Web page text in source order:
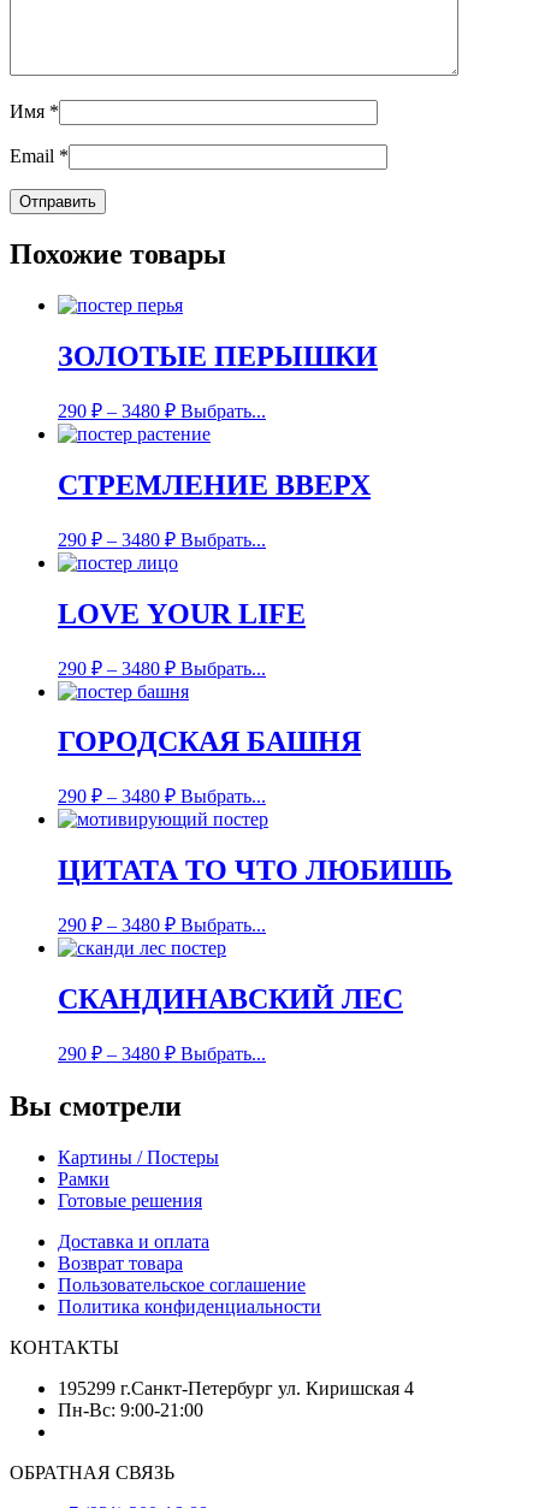
Имя *
Email *
Похожие товары
ЗОЛОТЫЕ ПЕРЫШКИ
290 ₽ – 3480 ₽ Выбрать...
СТРЕМЛЕНИЕ ВВЕРХ
290 ₽ – 3480 ₽ Выбрать...
LOVE YOUR LIFE
290 ₽ – 3480 ₽ Выбрать...
ГОРОДСКАЯ БАШНЯ
290 ₽ – 3480 ₽ Выбрать...
ЦИТАТА ТО ЧТО ЛЮБИШЬ
290 ₽ – 3480 ₽ Выбрать...
СКАНДИНАВСКИЙ ЛЕС
290 ₽ – 3480 ₽ Выбрать...
Вы смотрели
Картины / Постеры
Рамки
Готовые решения
Доставка и оплата
Возврат товара
Пользовательское соглашение
Политика конфиденциальности
КОНТАКТЫ
195299 г.Санкт-Петербург ул. Киришская 4
Пн-Вс: 9:00-21:00
ОБРАТНАЯ СВЯЗЬ